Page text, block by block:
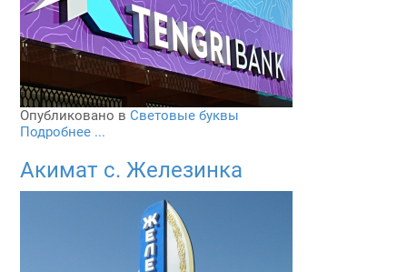
Опубликовано в Световые буквы
Подробнее ...
Акимат с. Железинка